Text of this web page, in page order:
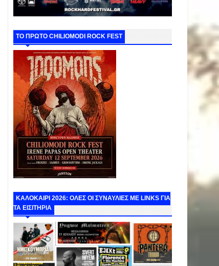
ΤΟ ΠΡΩΤΟ CHILIOMODI ROCK FEST
ΚΑΛΟΚΑΙΡΙ 2026: ΟΛΕΣ ΟΙ ΣΥΝΑΥΛΙΕΣ ΜΕ LINKS ΓΙΑ
ΤΑ ΕΙΣΙΤΗΡΙΑ